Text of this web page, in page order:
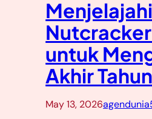
untuk
Akhir Tahun
May 13, 2026